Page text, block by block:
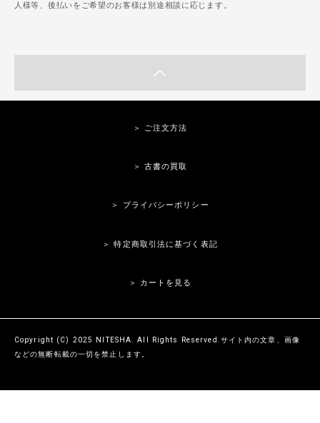
人様等、後払いをご希望のお客様は別途相談に応じます。
＞ ご注文方法
＞ 古書の買取
＞ プライバシーポリシー
＞ 特定商取引法に基づく表記
＞ カートを見る
Copyright (C) 2025 NITESHA. All Rights Reserved.サイト内の文章、画像
などの無断転載の一切を禁止します。